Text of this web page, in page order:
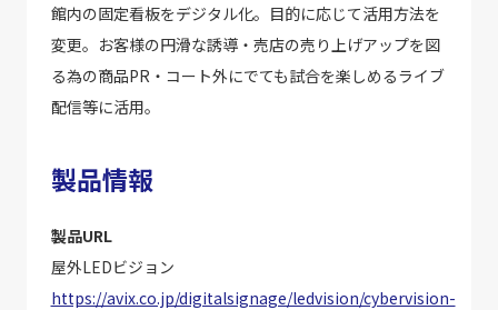
館内の固定看板をデジタル化。目的に応じて活用方法を
変更。お客様の円滑な誘導・売店の売り上げアップを図
る為の商品PR・コート外にでても試合を楽しめるライブ
配信等に活用。
製品情報
製品URL
屋外LEDビジョン
https://avix.co.jp/digitalsignage/ledvision/cybervision-